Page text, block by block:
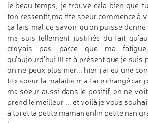
le beau temps, je trouve cela bien que
ton ressentit,ma tite soeur commence à
ça fais mal de savoir qu'on puisse
me suis tellement justifiée du fait
croyais pas parce que ma
qu'aujourd'hui !!! et à présent que je suis
on ne peux plus nier... hier j'ai eu une
tite soeur la maladie m'a faite changé car
ma soeur aussi dans le positif, on ne
prend le meilleur ... et voilà je vous
à toi et ta petite maman enfin petite nan